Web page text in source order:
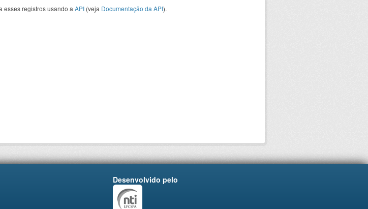
esses registros usando a API (veja Documentação da API).
Desenvolvido pelo